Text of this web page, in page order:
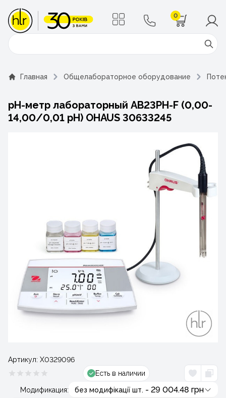
0
Поиск
Главная Общелабораторное оборудование
pH-метр лабораторный AB23PH-F (0,00-
14,00/0,01 pH) OHAUS 30633245
Артикул: Х0329096
Есть в наличии
Модификация: без модифікації шт. - 29 004.48 грн